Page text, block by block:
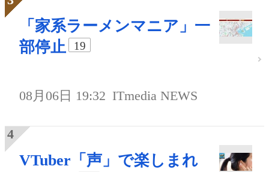
「家系ラーメンマニア」一
部停止
19
08月06日 19:32 ITmedia NEWS
VTuber「声」で楽しまれ